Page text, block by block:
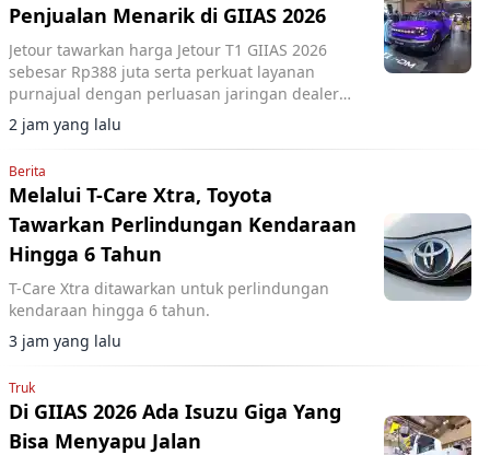
Penjualan Menarik di GIIAS 2026
Jetour tawarkan harga Jetour T1 GIIAS 2026
sebesar Rp388 juta serta perkuat layanan
purnajual dengan perluasan jaringan dealer
hingga 40 showroom di GIIAS 2026.
2 jam yang lalu
Berita
Melalui T-Care Xtra, Toyota
Tawarkan Perlindungan Kendaraan
Hingga 6 Tahun
T-Care Xtra ditawarkan untuk perlindungan
kendaraan hingga 6 tahun.
3 jam yang lalu
Truk
Di GIIAS 2026 Ada Isuzu Giga Yang
Bisa Menyapu Jalan